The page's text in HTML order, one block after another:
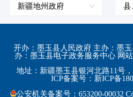
国防部
教育部
工业和信息化部
监察部
新疆地州政府
伊犁哈萨克自治州
阿勒泰地区
博尔塔拉蒙古自治州
县
开办：墨玉县人民政府 主办：墨
办：墨玉县电子政务服务中心 网站
地址：新疆墨玉县银河北路11号
ICP备案号：新ICP备
公安机关备案号：653200-00032